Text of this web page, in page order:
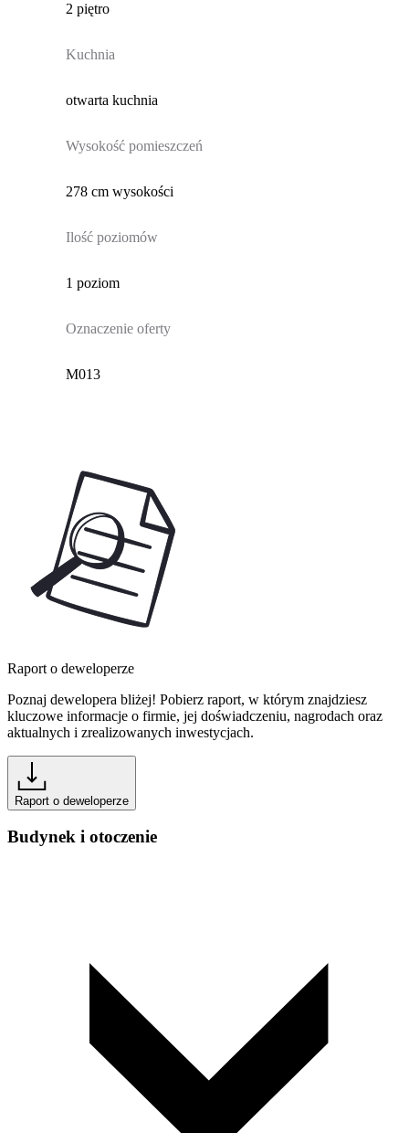
2 piętro
Kuchnia
otwarta kuchnia
Wysokość pomieszczeń
278 cm wysokości
Ilość poziomów
1 poziom
Oznaczenie oferty
M013
Raport o deweloperze
Poznaj dewelopera bliżej! Pobierz raport, w którym znajdziesz
kluczowe informacje o firmie, jej doświadczeniu, nagrodach oraz
aktualnych i zrealizowanych inwestycjach.
Raport o deweloperze
Budynek i otoczenie